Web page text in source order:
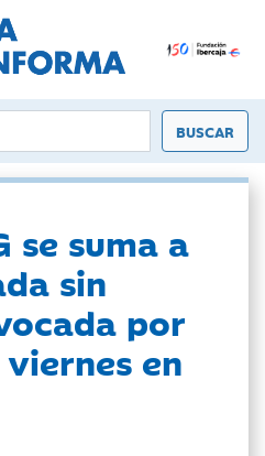
se suma a
sin
por
viernes en